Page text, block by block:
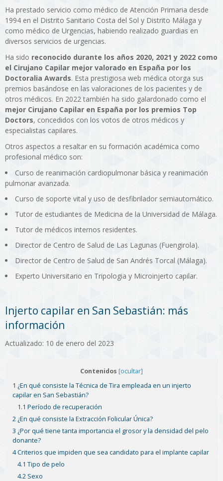
Ha prestado servicio como médico de Atención Primaria desde
1994 en el Distrito Sanitario Costa del Sol y Distrito Málaga y
como médico de Urgencias, habiendo realizado guardias en
diversos servicios de urgencias.
Ha sido reconocido durante los años 2020, 2021 y 2022 como
el Cirujano Capilar mejor valorado en España por los
Doctoralia Awards. Esta prestigiosa web médica otorga sus
premios basándose en las valoraciones de los pacientes y de
otros médicos. En 2022 también ha sido galardonado como el
mejor Cirujano Capilar en España por los premios Top
Doctors, concedidos con los votos de otros médicos y
especialistas capilares.
Otros aspectos a resaltar en su formación académica como
profesional médico son:
Curso de reanimación cardiopulmonar básica y reanimación
pulmonar avanzada.
Curso de soporte vital y uso de desfibrilador semiautomático.
Tutor de estudiantes de Medicina de la Universidad de Málaga.
Tutor de médicos internos residentes.
Director de Centro de Salud de Las Lagunas (Fuengirola).
Director de Centro de Salud de San Andrés Torcal (Málaga).
Experto Universitario en Tripologia y Microinjerto capilar.
Injerto capilar en San Sebastián: más
información
Actualizado: 10 de enero del 2023
Contenidos [ocultar]
1 ¿En qué consiste la Técnica de Tira empleada en un injerto
capilar en San Sebastián?
1.1 Período de recuperación
2 ¿En qué consiste la Extracción Folicular Única?
3 ¿Por qué tiene tanta importancia el grosor y la densidad del pelo
donante?
4 Criterios que impiden que sea candidato para el implante capilar
4.1 Tipo de pelo
4.2 Sexo